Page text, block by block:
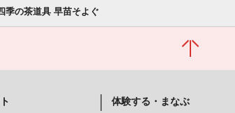
季の茶道具 早苗そよぐ
体験する・まなぶ